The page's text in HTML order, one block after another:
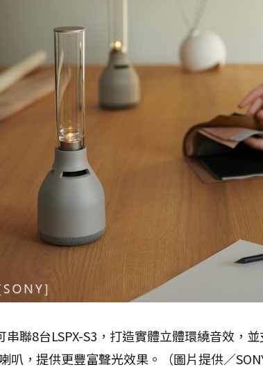
串聯8台LSPX-S3，打造實體立體環繞音效，
叭，提供更豐富聲光效果。（圖片提供／